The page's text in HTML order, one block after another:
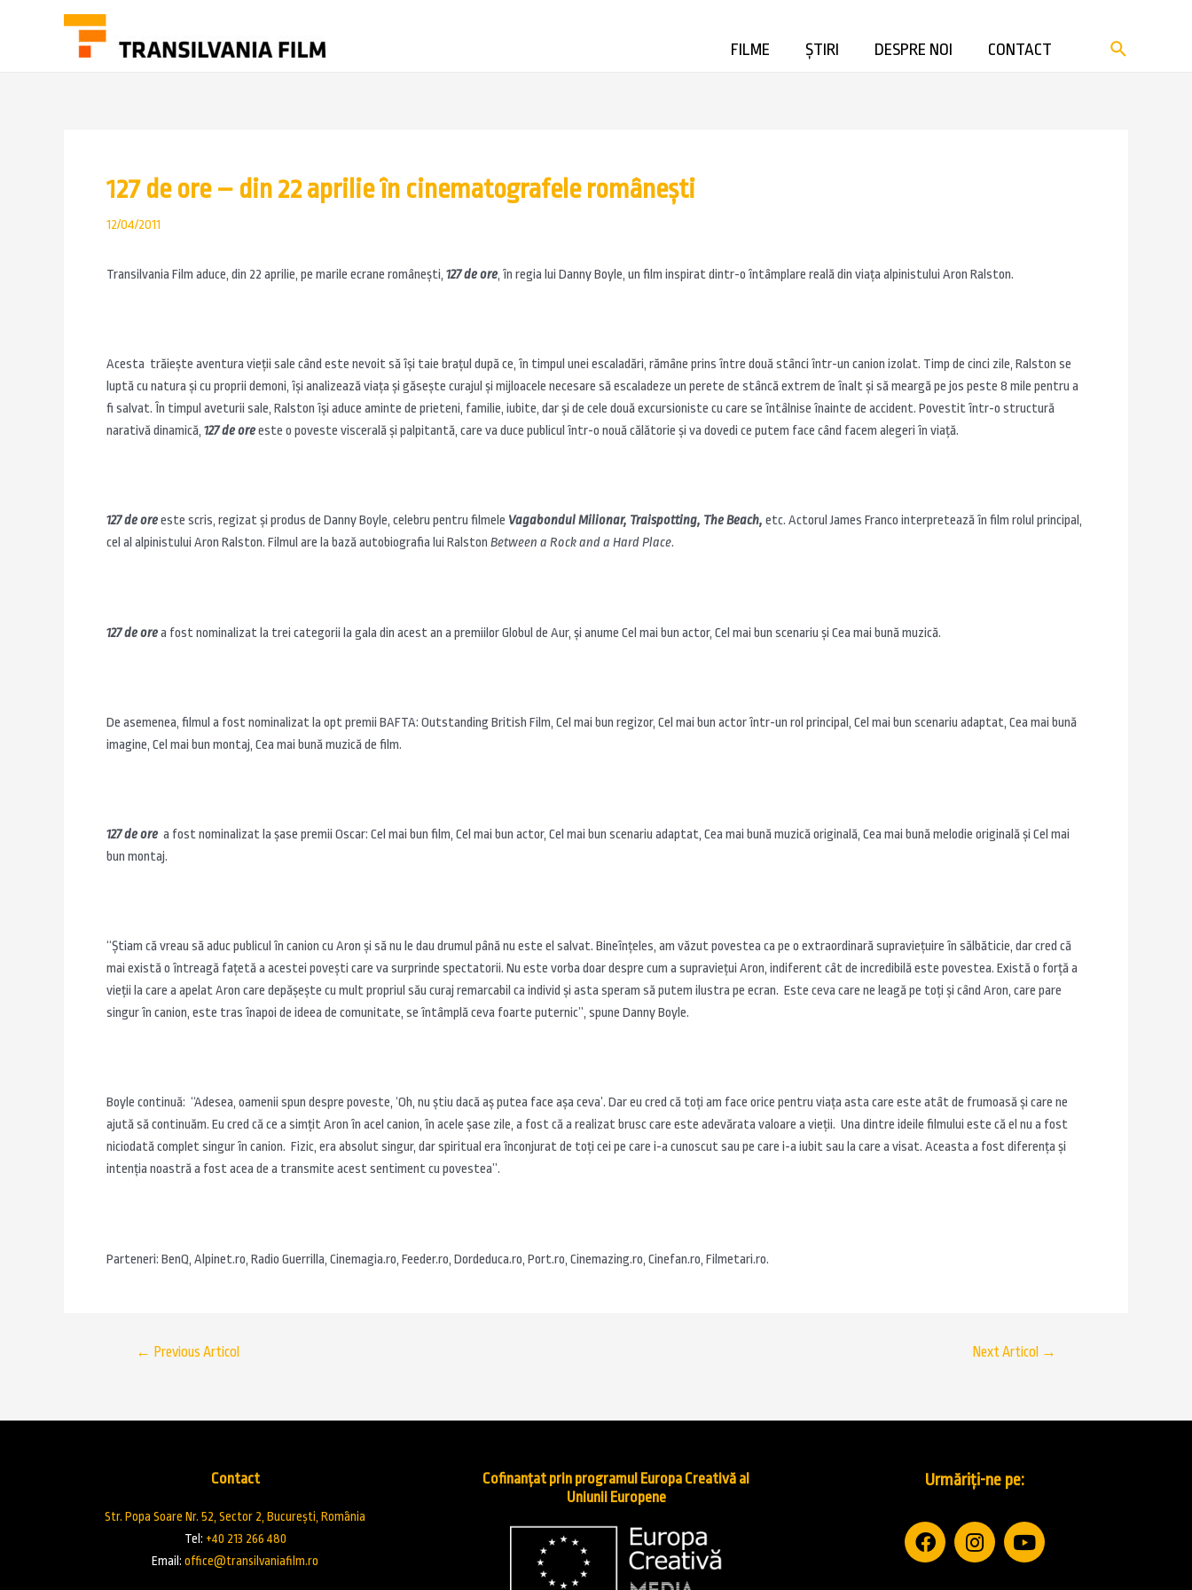
FILME ȘTIRI DESPRE NOI CONTACT
127 de ore – din 22 aprilie în cinematografele româneşti
12/04/2011
Transilvania Film aduce, din 22 aprilie, pe marile ecrane româneşti, 127 de ore, în regia lui Danny Boyle, un film inspirat dintr-o întâmplare reală din viaţa alpinistului Aron Ralston.
Acesta trăieşte aventura vieţii sale când este nevoit să îşi taie braţul după ce, în timpul unei escaladări, rămâne prins între două stânci într-un canion izolat. Timp de cinci zile, Ralston se
luptă cu natura şi cu proprii demoni, îşi analizează viaţa şi găseşte curajul şi mijloacele necesare să escaladeze un perete de stâncă extrem de înalt şi să meargă pe jos peste 8 mile pentru a
fi salvat. În timpul aveturii sale, Ralston îşi aduce aminte de prieteni, familie, iubite, dar şi de cele două excursioniste cu care se întâlnise înainte de accident. Povestit într-o structură
narativă dinamică, 127 de oreeste o poveste viscerală şi palpitantă, care va duce publicul într-o nouă călătorie şi va dovedi ce putem face când facem alegeri în viaţă.
127 de oreeste scris, regizat şi produs de Danny Boyle, celebru pentru filmele Vagabondul Milionar, Traispotting, The Beach, etc. Actorul James Franco interpretează în film rolul principal,
cel al alpinistului Aron Ralston. Filmul are la bază autobiografia lui Ralston Between a Rock and a Hard Place.
127 de orea fost nominalizat la trei categorii la gala din acest an a premiilor Globul de Aur, şi anume Cel mai bun actor, Cel mai bun scenariu şi Cea mai bună muzică.
De asemenea, filmul a fost nominalizat la opt premii BAFTA: Outstanding British Film, Cel mai bun regizor, Cel mai bun actor într-un rol principal, Cel mai bun scenariu adaptat, Cea mai bună
imagine, Cel mai bun montaj, Cea mai bună muzică de film.
127 de ore a fost nominalizat la şase premii Oscar: Cel mai bun film, Cel mai bun actor, Cel mai bun scenariu adaptat, Cea mai bună muzică originală, Cea mai bună melodie originală şi Cel mai
bun montaj.
“Ştiam că vreau să aduc publicul în canion cu Aron şi să nu le dau drumul până nu este el salvat. Bineînţeles, am văzut povestea ca pe o extraordinară supravieţuire în sălbăticie, dar cred că
mai există o întreagă faţetă a acestei poveşti care va surprinde spectatorii. Nu este vorba doar despre cum a supravieţui Aron, indiferent cât de incredibilă este povestea. Există o forţă a
vieţii la care a apelat Aron care depăşeşte cu mult propriul său curaj remarcabil ca individ şi asta speram să putem ilustra pe ecran. Este ceva care ne leagă pe toţi şi când Aron, care pare
singur în canion, este tras înapoi de ideea de comunitate, se întâmplă ceva foarte puternic”, spune Danny Boyle.
Boyle continuă: “Adesea, oamenii spun despre poveste, ‘Oh, nu ştiu dacă aş putea face aşa ceva’. Dar eu cred că toţi am face orice pentru viaţa asta care este atât de frumoasă şi care ne
ajută să continuăm. Eu cred că ce a simţit Aron în acel canion, în acele şase zile, a fost că a realizat brusc care este adevărata valoare a vieţii. Una dintre ideile filmului este că el nu a fost
niciodată complet singur în canion. Fizic, era absolut singur, dar spiritual era înconjurat de toţi cei pe care i-a cunoscut sau pe care i-a iubit sau la care a visat. Aceasta a fost diferenţa şi
intenţia noastră a fost acea de a transmite acest sentiment cu povestea”.
Parteneri: BenQ, Alpinet.ro, Radio Guerrilla, Cinemagia.ro, Feeder.ro, Dordeduca.ro, Port.ro, Cinemazing.ro, Cinefan.ro, Filmetari.ro.
← Previous Articol Next Articol →
Contact
Str. Popa Soare Nr. 52, Sector 2, București, România
Tel: +40 213 266 480
Email:office@transilvaniafilm.ro
Cofinanțat prin programul Europa Creativă al
Uniunii Europene
Urmăriți-ne pe: